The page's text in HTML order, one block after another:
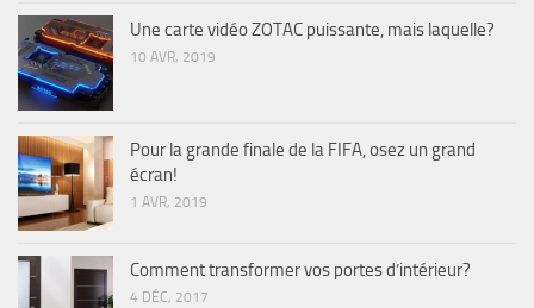
Une carte vidéo ZOTAC puissante, mais laquelle?
10 AVR, 2019
Pour la grande finale de la FIFA, osez un grand
écran!
1 AVR, 2019
Comment transformer vos portes d’intérieur?
4 DÉC, 2017